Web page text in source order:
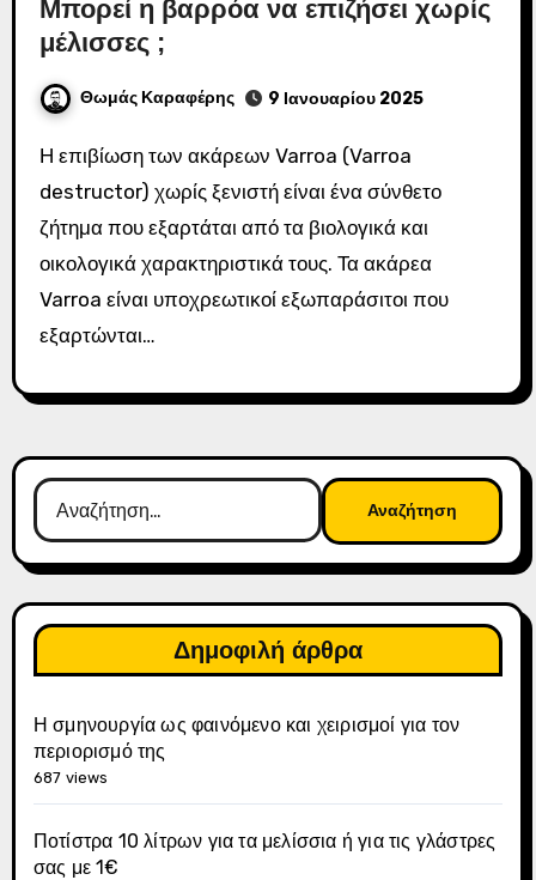
Μπορεί η βαρρόα να επιζήσει χωρίς
μέλισσες ;
Θωμάς Καραφέρης 9 Ιανουαρίου 2025
Η επιβίωση των ακάρεων Varroa (Varroa
destructor) χωρίς ξενιστή είναι ένα σύνθετο
ζήτημα που εξαρτάται από τα βιολογικά και
οικολογικά χαρακτηριστικά τους. Τα ακάρεα
Varroa είναι υποχρεωτικοί εξωπαράσιτοι που
εξαρτώνται…
Αναζήτηση
για:
Δημοφιλή άρθρα
Η σμηνουργία ως φαινόμενο και χειρισμοί για τον
περιορισμό της
687 views
Ποτίστρα 10 λίτρων για τα μελίσσια ή για τις γλάστρες
σας με 1€